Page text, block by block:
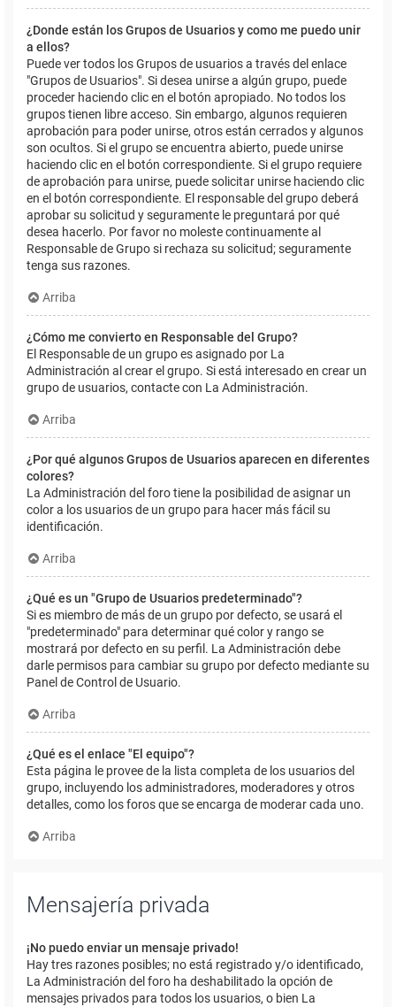
¿Donde están los Grupos de Usuarios y como me puedo unir
a ellos?
Puede ver todos los Grupos de usuarios a través del enlace
"Grupos de Usuarios". Si desea unirse a algún grupo, puede
proceder haciendo clic en el botón apropiado. No todos los
grupos tienen libre acceso. Sin embargo, algunos requieren
aprobación para poder unirse, otros están cerrados y algunos
son ocultos. Si el grupo se encuentra abierto, puede unirse
haciendo clic en el botón correspondiente. Si el grupo requiere
de aprobación para unirse, puede solicitar unirse haciendo clic
en el botón correspondiente. El responsable del grupo deberá
aprobar su solicitud y seguramente le preguntará por qué
desea hacerlo. Por favor no moleste continuamente al
Responsable de Grupo si rechaza su solicitud; seguramente
tenga sus razones.
Arriba
¿Cómo me convierto en Responsable del Grupo?
El Responsable de un grupo es asignado por La
Administración al crear el grupo. Si está interesado en crear un
grupo de usuarios, contacte con La Administración.
Arriba
¿Por qué algunos Grupos de Usuarios aparecen en diferentes
colores?
La Administración del foro tiene la posibilidad de asignar un
color a los usuarios de un grupo para hacer más fácil su
identificación.
Arriba
¿Qué es un "Grupo de Usuarios predeterminado"?
Si es miembro de más de un grupo por defecto, se usará el
"predeterminado" para determinar qué color y rango se
mostrará por defecto en su perfil. La Administración debe
darle permisos para cambiar su grupo por defecto mediante su
Panel de Control de Usuario.
Arriba
¿Qué es el enlace "El equipo"?
Esta página le provee de la lista completa de los usuarios del
grupo, incluyendo los administradores, moderadores y otros
detalles, como los foros que se encarga de moderar cada uno.
Arriba
Mensajería privada
¡No puedo enviar un mensaje privado!
Hay tres razones posibles; no está registrado y/o identificado,
La Administración del foro ha deshabilitado la opción de
mensajes privados para todos los usuarios, o bien La